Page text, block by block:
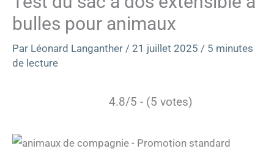
bulles pour animaux
Par Léonard Langanther / 21 juillet 2025 / 5 minutes
de lecture
4.8/5 - (5 votes)